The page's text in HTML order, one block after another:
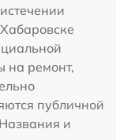
на ремонт,
публичной
и